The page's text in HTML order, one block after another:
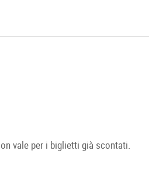
vale per i biglietti già scontati.